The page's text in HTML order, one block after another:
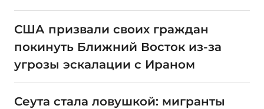
США призвали своих граждан
покинуть Ближний Восток из-за
угрозы эскалации с Ираном
Сеута стала ловушкой: мигранты